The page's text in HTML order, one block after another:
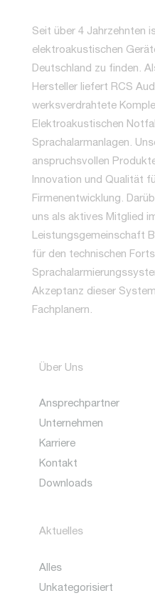
Seit über 4 Jahrzehnten
elektroakustischen
Deutschland zu finden.
Hersteller liefert RCS
werksverdrahtete
Elektroakustischen
Sprachalarmanlagen.
anspruchsvollen
Innovation und Qualität
Firmenentwicklung.
uns als aktives Mitglied
Leistungsgemeinschaft
für den technischen
Akzeptanz dieser
Fachplanern.
Über Uns
Ansprechpartner
Unternehmen
Karriere
Kontakt
Downloads
Aktuelles
Alles
Unkategorisiert